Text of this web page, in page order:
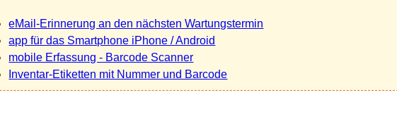
eMail-Erinnerung an den nächsten Wartungstermin
app für das Smartphone iPhone / Android
mobile Erfassung - Barcode Scanner
Inventar-Etiketten mit Nummer und Barcode